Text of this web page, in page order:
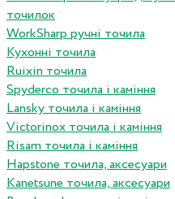
точилок
WorkSharp ручні точила
Кухонні точила
Ruixin точила
Spyderco точила і каміння
Lansky точила і каміння
Victorinox точила і каміння
Risam точила і каміння
Hapstone точила, аксесуари
Kanetsune точила, аксесуари